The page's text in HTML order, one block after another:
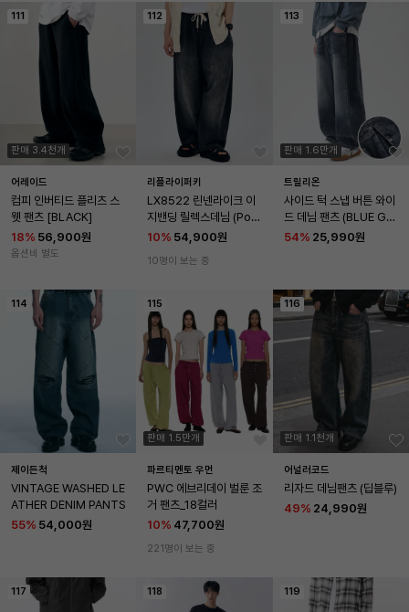
111
판매 3.4천개
어레이드
컴피 인버티드 플리츠 스
웻 팬츠 [BLACK]
18% 56,900원
옵션비 별도
112
리플라이퍼키
LX8522 린넨라이크 이
지밴딩 릴렉스데님 (Pow
der black)
10% 54,900원
10명이 보는 중
113
판매 1.6만개
트릴리온
사이드 턱 스냅 버튼 와이
드 데님 팬츠 (BLUE GRA
Y)
54% 25,990원
114
제이든척
VINTAGE WASHED LE
ATHER DENIM PANTS
55% 54,000원
115
판매 1.5만개
파르티멘토 우먼
PWC 에브리데이 벌룬 조
거 팬츠_18컬러
10% 47,700원
221명이 보는 중
116
판매 1.1천개
어널러코드
리자드 데님팬츠 (딥블루)
49% 24,990원
117 118 119